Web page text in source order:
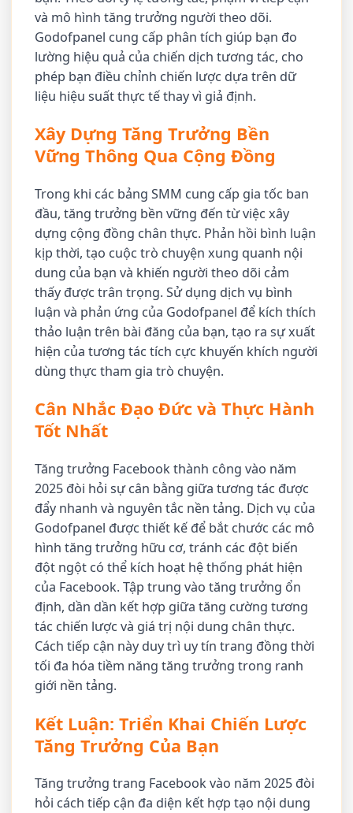
và mô hình tăng trưởng người theo dõi.
Godofpanel cung cấp phân tích giúp bạn đo
lường hiệu quả của chiến dịch tương tác, cho
phép bạn điều chỉnh chiến lược dựa trên dữ
liệu hiệu suất thực tế thay vì giả định.
Xây Dựng Tăng Trưởng Bền
Vững Thông Qua Cộng Đồng
Trong khi các bảng SMM cung cấp gia tốc ban
đầu, tăng trưởng bền vững đến từ việc xây
dựng cộng đồng chân thực. Phản hồi bình luận
kịp thời, tạo cuộc trò chuyện xung quanh nội
dung của bạn và khiến người theo dõi cảm
thấy được trân trọng. Sử dụng dịch vụ bình
luận và phản ứng của Godofpanel để kích thích
thảo luận trên bài đăng của bạn, tạo ra sự xuất
hiện của tương tác tích cực khuyến khích người
dùng thực tham gia trò chuyện.
Cân Nhắc Đạo Đức và Thực Hành
Tốt Nhất
Tăng trưởng Facebook thành công vào năm
2025 đòi hỏi sự cân bằng giữa tương tác được
đẩy nhanh và nguyên tắc nền tảng. Dịch vụ của
Godofpanel được thiết kế để bắt chước các mô
hình tăng trưởng hữu cơ, tránh các đột biến
đột ngột có thể kích hoạt hệ thống phát hiện
của Facebook. Tập trung vào tăng trưởng ổn
định, dần dần kết hợp giữa tăng cường tương
tác chiến lược và giá trị nội dung chân thực.
Cách tiếp cận này duy trì uy tín trang đồng thời
tối đa hóa tiềm năng tăng trưởng trong ranh
giới nền tảng.
Kết Luận: Triển Khai Chiến Lược
Tăng Trưởng Của Bạn
Tăng trưởng trang Facebook vào năm 2025 đòi
hỏi cách tiếp cận đa diện kết hợp tạo nội dung